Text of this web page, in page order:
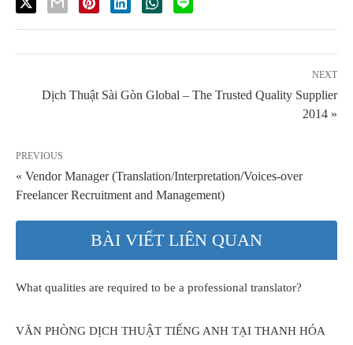
NEXT
Dịch Thuật Sài Gòn Global – The Trusted Quality Supplier
2014 »
PREVIOUS
« Vendor Manager (Translation/Interpretation/Voices-over
Freelancer Recruitment and Management)
BÀI VIẾT LIÊN QUAN
What qualities are required to be a professional translator?
VĂN PHÒNG DỊCH THUẬT TIẾNG ANH TẠI THANH HÓA